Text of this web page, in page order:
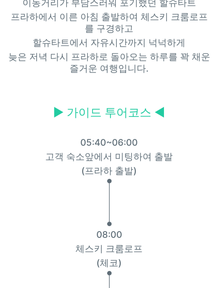
이동거리가 부담스러워 포기했던 할슈타트
프라하에서 이른 아침 출발하여 체스키 크룸로프
를 구경하고
할슈타트에서 자유시간까지 넉넉하게
늦은 저녁 다시 프라하로 돌아오는 하루를 꽉 채운
즐거운 여행입니다.
▶ 가이드 투어코스 ◀
05:40~06:00
고객 숙소앞에서 미팅하여 출발
(프라하 출발)
08:00
체스키 크룸로프
(체코)